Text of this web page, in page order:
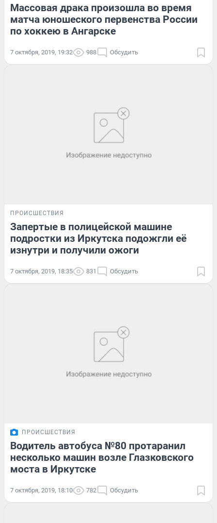
Массовая драка произошла во время
матча юношеского первенства России
по хоккею в Ангарске
7 октября, 2019, 19:32 988 Обсудить
ПРОИСШЕСТВИЯ
Запертые в полицейской машине
подростки из Иркутска подожгли её
изнутри и получили ожоги
7 октября, 2019, 18:35 831 Обсудить
ПРОИСШЕСТВИЯ
Водитель автобуса №80 протаранил
несколько машин возле Глазковского
моста в Иркутске
7 октября, 2019, 18:10 782 Обсудить